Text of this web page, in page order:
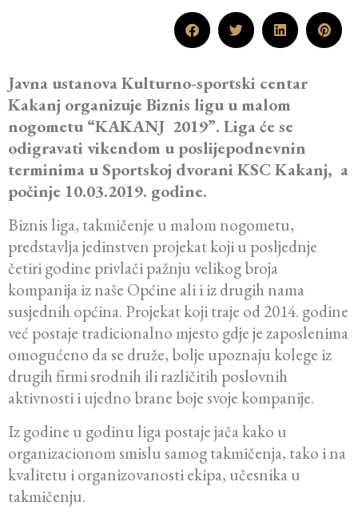
Javna ustanova Kulturno-sportski centar
Kakanj organizuje Biznis ligu u malom
nogometu “KAKANJ 2019”. Liga će se
odigravati vikendom u poslijepodnevnin
terminima u Sportskoj dvorani KSC Kakanj, a
počinje 10.03.2019. godine.
Biznis liga, takmičenje u malom nogometu,
predstavlja jedinstven projekat koji u posljednje
četiri godine privlači pažnju velikog broja
kompanija iz naše Općine ali i iz drugih nama
susjednih općina. Projekat koji traje od 2014. godine
već postaje tradicionalno mjesto gdje je zaposlenima
omogućeno da se druže, bolje upoznaju kolege iz
drugih firmi srodnih ili različitih poslovnih
aktivnosti i ujedno brane boje svoje kompanije.
Iz godine u godinu liga postaje jača kako u
organizacionom smislu samog takmičenja, tako i na
kvalitetu i organizovanosti ekipa, učesnika u
takmičenju.